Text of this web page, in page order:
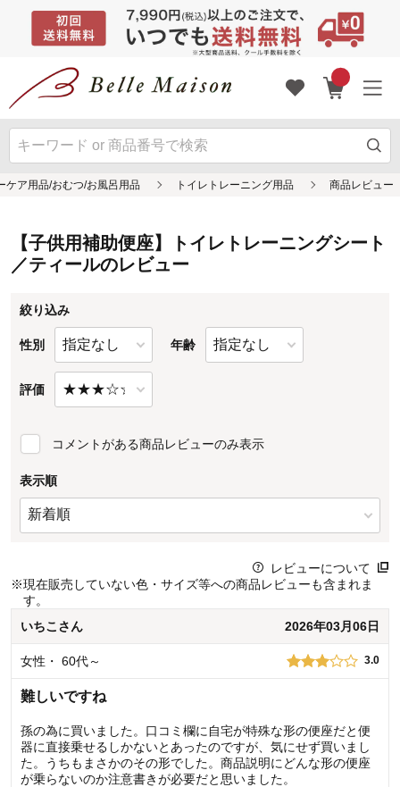
【子供用補助便座】トイレトレーニングシート
／ティールのレビュー
絞り込み
性別 年齢
評価
コメントがある商品レビューのみ表示
表示順
レビューについて
※現在販売していない色・サイズ等への商品レビューも含まれま
す。
いちこ さん 2026年03月06日
女性 ・ 60代～ 3.0
難しいですね
孫の為に買いました。口コミ欄に自宅が特殊な形の便座だと便
器に直接乗せるしかないとあったのですが、気にせず買いまし
た。うちもまさかのその形でした。商品説明にどんな形の便座
が乗らないのか注意書きが必要だと思いました。